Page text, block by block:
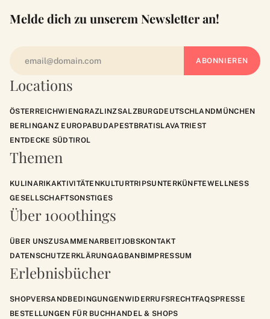
Locations
ÖSTERREICHWIENGRAZLINZSALZBURGDEUTSCHLANDMÜNCHEN
BERLINGANZ EUROPABUDAPESTBRATISLAVATRIEST
ENTDECKE SÜDTIROL
Themen
KULINARIKAKTIVITÄTENKULTURTRIPSUNTERKÜNFTEWELLNESS
GESELLSCHAFTSONSTIGES
Über 1000things
ÜBER UNSZUSAMMENARBEITJOBSKONTAKT
DATENSCHUTZERKLÄRUNGAGBANBIMPRESSUM
Erlebnisbücher
SHOPVERSANDBEDINGUNGENWIDERRUFSRECHTFAQSPRESSE
BESTELLUNGEN FÜR BUCHHANDEL & SHOPS
Melde dich zu unserem Newsletter an!